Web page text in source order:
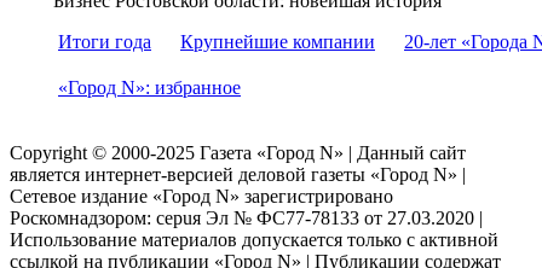
Итоги года
Крупнейшие компании 20-лет «Города
«Город N»: избранное
Copyright © 2000-2025 Газета «Город N» | Данный сайт
является интернет-версией деловой газеты «Город N» |
Сетевое издание «Город N» зарегистрировано
Роскомнадзором: серuя Эл № ФС77-78133 от 27.03.2020 |
Использование материалов допускается только с активной
ссылкой на публикации «Город N» | Публикации содержат